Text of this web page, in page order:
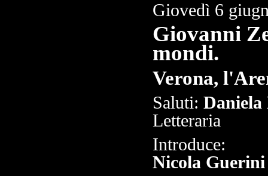
Giovedì 6
Giovanni
mondi.
Verona,
Saluti:
Letteraria
Introduce:
Nicola Guerini